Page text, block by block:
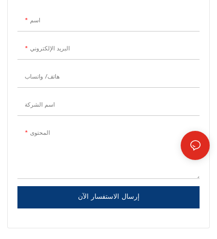
اسم
البريد الإلكتروني
هاتف/ واتساب
اسم الشركة
المحتوى
إرسال الاستفسار الآن